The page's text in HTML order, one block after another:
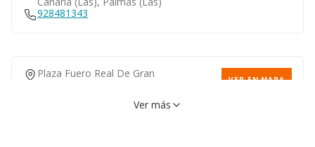
928481343
Plaza Fuero Real De Gran
VER EN MAPA
Ver más